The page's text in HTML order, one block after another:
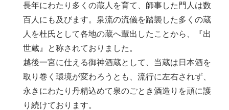
長年にわたり多くの蔵人を育て、師事した門人は数
百人にも及びます。泉流の流儀を踏襲した多くの蔵
人を杜氏として各地の蔵へ輩出したことから、『出
世蔵』と称されておりました。
越後一宮に仕える御神酒蔵として、当蔵は日本酒を
取り巻く環境が変わろうとも、流行に左右されず、
永きにわたり丹精込めて泉のごとき酒造りを頑に護
り続けております。